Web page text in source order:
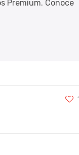
Premium. Conoce